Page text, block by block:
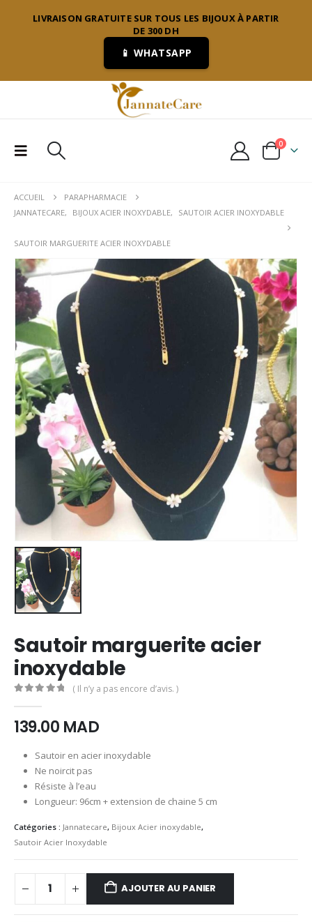
LIVRAISON GRATUITE SUR TOUS LES BIJOUX À PARTIR
DE 300 DH
📱 WHATSAPP
0
ACCUEIL
PARAPHARMACIE
JANNATECARE, BIJOUX ACIER INOXYDABLE, SAUTOIR ACIER INOXYDABLE
SAUTOIR MARGUERITE ACIER INOXYDABLE
Sautoir marguerite acier
inoxydable
( Il n’y a pas encore d’avis. )
139.00 MAD
Sautoir en acier inoxydable
Ne noircit pas
Résiste à l’eau
Longueur: 96cm + extension de chaine 5 cm
Catégories : Jannatecare, Bijoux Acier inoxydable,
Sautoir Acier Inoxydable
AJOUTER AU PANIER